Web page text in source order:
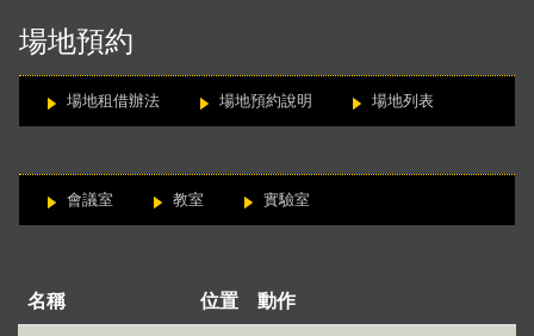
場地預約
場地租借辦法 場地預約說明 場地列表
會議室 教室 實驗室
名稱 位置 動作